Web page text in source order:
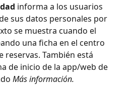
informa a los usuarios
sus datos personales por
se muestra cuando el
una ficha en el centro
reservas. También está
de inicio de la app/web de
Más información.